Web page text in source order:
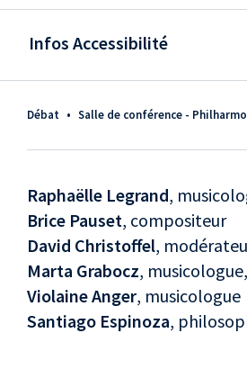
Débat • Salle de conférence -
Raphaëlle Legrand,
Brice Pauset, compositeur
David Christoffel,
Marta Grabocz,
Violaine Anger, musicologue
Santiago Espinoza,
Infos Accessibilité